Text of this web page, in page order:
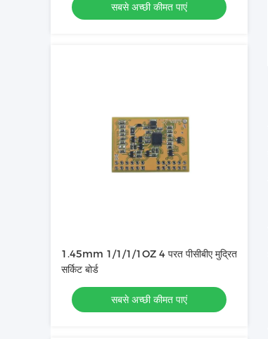
सबसे अच्छी कीमत पाएं
1.45mm 1/1/1/1OZ 4 परत पीसीबीए मुद्रित
सर्किट बोर्ड
सबसे अच्छी कीमत पाएं